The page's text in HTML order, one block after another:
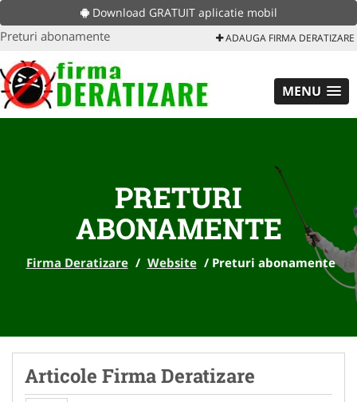
Download GRATUIT aplicatie mobil
Preturi abonamente ADAUGA FIRMA DERATIZARE
MENU
PRETURI
ABONAMENTE
Firma Deratizare / Website / Preturi abonamente
Articole Firma Deratizare